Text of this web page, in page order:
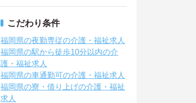
こだわり条件
福岡県の夜勤専従の介護・福祉求人
福岡県の駅から徒歩10分以内の介
護・福祉求人
福岡県の車通勤可の介護・福祉求人
福岡県の寮・借り上げの介護・福祉
求人